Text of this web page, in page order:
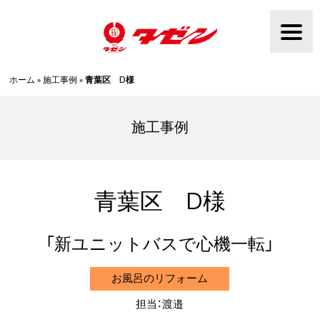
ホーム »施工事例 »青葉区 D様
施工事例
青葉区 D様
新ユニットバスで心機一転
お風呂のリフォーム
担当：渡邉